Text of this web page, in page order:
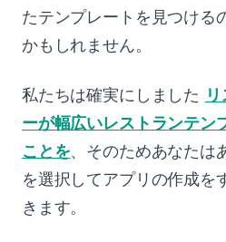
たテンプレートを見つける
かもしれません。
私たちは確実にしました
ーが幅広いレストランテン
ことを、そのためあなたは
を選択してアプリの作成を
きます。